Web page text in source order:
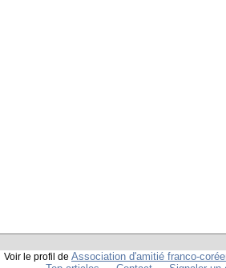
Voir le profil de Association d'amitié franco-